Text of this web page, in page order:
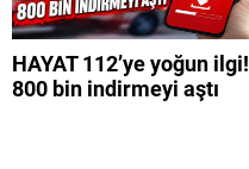
HAYAT 112’ye yoğun ilgi!
800 bin indirmeyi aştı